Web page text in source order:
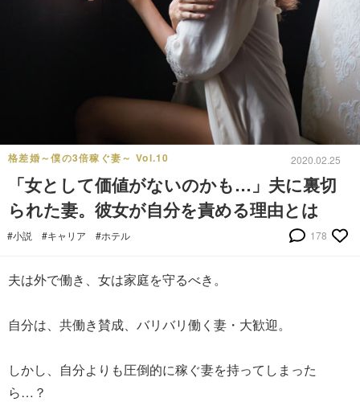
格差婚～僕の3倍稼ぐ妻～ Vol.10 2020.02.25
「女として価値がないのかも…」夫に裏切
られた妻。彼女が自分を責める理由とは
#小説 #キャリア #ホテル 178
夫は外で働き、女は家庭を守るべき。
自分は、共働き賛成、バリバリ働く妻・大歓迎。
しかし、自分よりも圧倒的に稼ぐ妻を持ってしまった
ら…？